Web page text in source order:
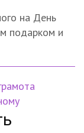
на День
подарком и